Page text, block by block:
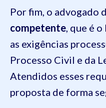
Por fim, o advogado
competente , que é
as exigências
Processo Civil e da
Atendidos esses
proposta de forma